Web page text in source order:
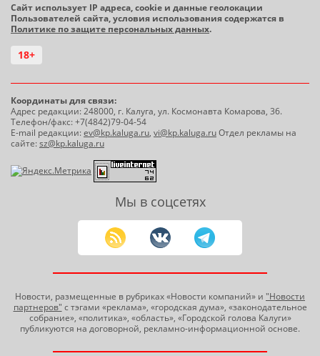
Сайт использует IP адреса, cookie и данные геолокации
Пользователей сайта, условия использования содержатся в
Политике по защите персональных данных.
18+
Координаты для связи:
Адрес редакции: 248000, г. Калуга, ул. Космонавта Комарова, 36.
Телефон/факс: +7(4842)79-04-54
E-mail редакции:ev@kp.kaluga.ru, vi@kp.kaluga.ruОтдел рекламы на
сайте:sz@kp.kaluga.ru
Мы в соцсетях
Новости, размещенные в рубриках «Новости компаний» и "Новости
партнеров" с тэгами «реклама», «городская дума», «законодательное
собрание», «политика», «область», «Городской голова Калуги»
публикуются на договорной, рекламно-информационной основе.